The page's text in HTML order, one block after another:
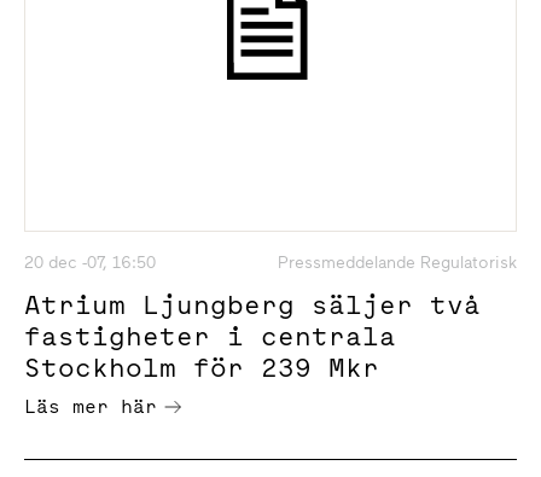
20 dec -07, 16:50 Pressmeddelande Regulatorisk
Atrium Ljungberg säljer två
fastigheter i centrala
Stockholm för 239 Mkr
Läs mer här